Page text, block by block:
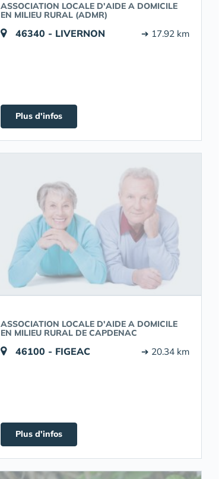
ASSOCIATION LOCALE D'AIDE A DOMICILE
EN MILIEU RURAL (ADMR)
46340 - LIVERNON ➔ 17.92 km
Plus d'infos
ASSOCIATION LOCALE D'AIDE A DOMICILE
EN MILIEU RURAL DE CAPDENAC
46100 - FIGEAC ➔ 20.34 km
Plus d'infos